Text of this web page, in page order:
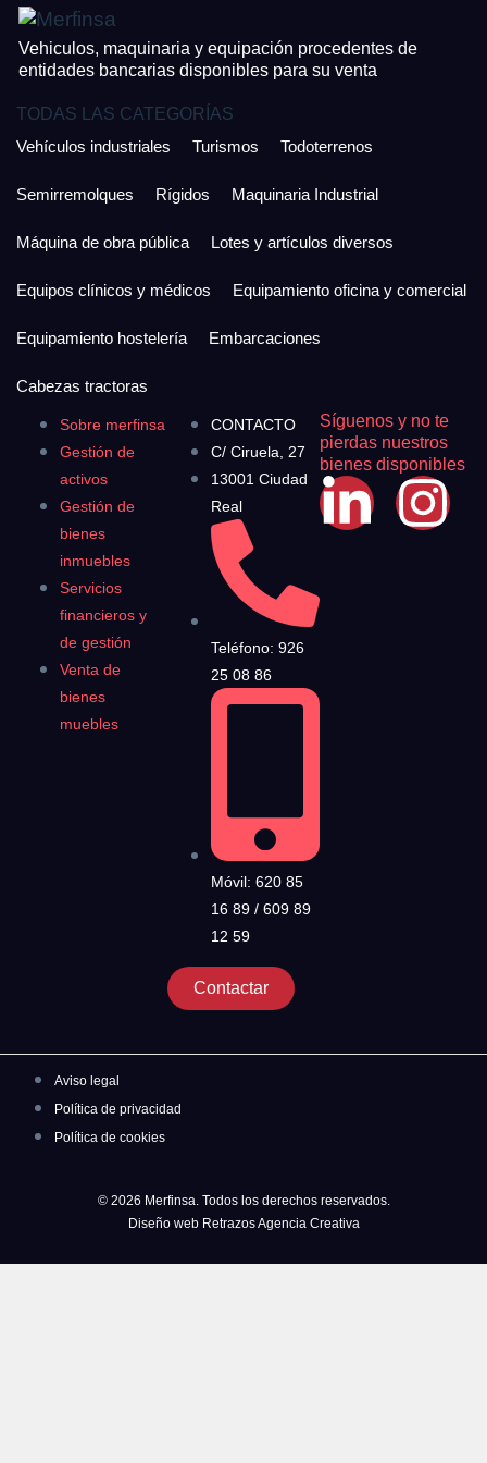
Vehiculos, maquinaria y equipación procedentes de
entidades bancarias disponibles para su venta
Sobre merfinsa
Gestión de
activos
Gestión de
bienes
inmuebles
Servicios
financieros y
de gestión
Venta de
bienes
muebles
CONTACTO
C/ Ciruela, 27
13001 Ciudad
Real
Teléfono: 926
25 08 86
Móvil: 620 85
16 89 / 609 89
12 59
Contactar
Síguenos y no te
pierdas nuestros
bienes disponibles
TODAS LAS CATEGORÍAS
Vehículos industriales
Turismos Todoterrenos
Semirremolques Rígidos Maquinaria Industrial
Máquina de obra pública Lotes y artículos diversos
Equipos clínicos y médicos Equipamiento oficina y comercial
Equipamiento hostelería Embarcaciones
Cabezas tractoras
Aviso legal
Política de privacidad
Política de cookies
© 2026 Merfinsa. Todos los derechos reservados.
Diseño web Retrazos Agencia Creativa